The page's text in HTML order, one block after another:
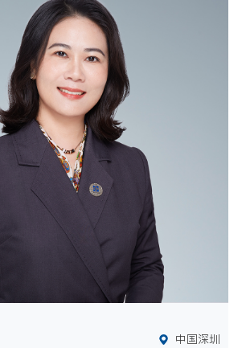
中国深圳